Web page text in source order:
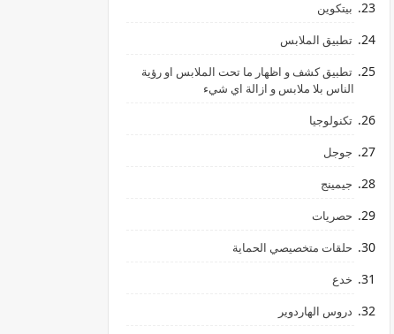
بيتكوين
تطبيق الملابس
تطبيق كشف و اظهار ما تحت الملابس او رؤية
الناس بلا ملابس و ازالة اي شيء
تكنولوجيا
جوجل
جيمينج
حصريات
حلقات متخصيصي الحماية
خدع
دروس الهاردوير